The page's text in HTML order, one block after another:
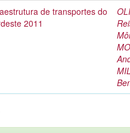
de transportes do
2011